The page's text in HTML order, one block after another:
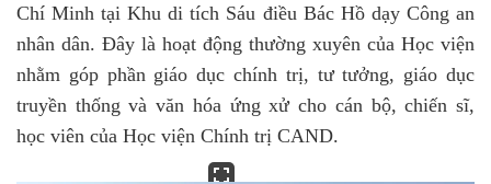
Chí Minh tại Khu di tích Sáu điều Bác Hồ dạy Công an
nhân dân. Đây là hoạt động thường xuyên của Học viện
nhằm góp phần giáo dục chính trị, tư tưởng, giáo dục
truyền thống và văn hóa ứng xử cho cán bộ, chiến sĩ,
học viên của Học viện Chính trị CAND.